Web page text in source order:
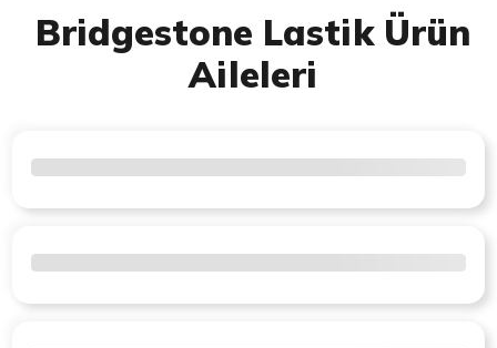
Bridgestone Lastik Ürün
Aileleri